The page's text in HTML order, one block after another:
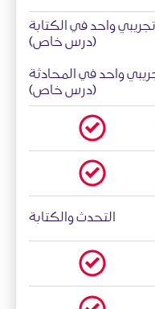
تجريبي واحد في الكتابة
(درس خاص)
واحد في المحادثة
(درس خاص)
التحدث والكتابة